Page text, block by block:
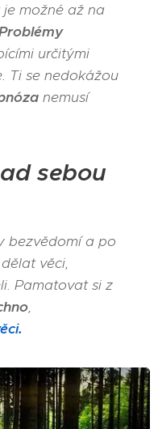
možné až na
určitými
Ti se nedokážou
nemusí
sebou
bezvědomí a po
dělat věci,
Pamatovat si z
,